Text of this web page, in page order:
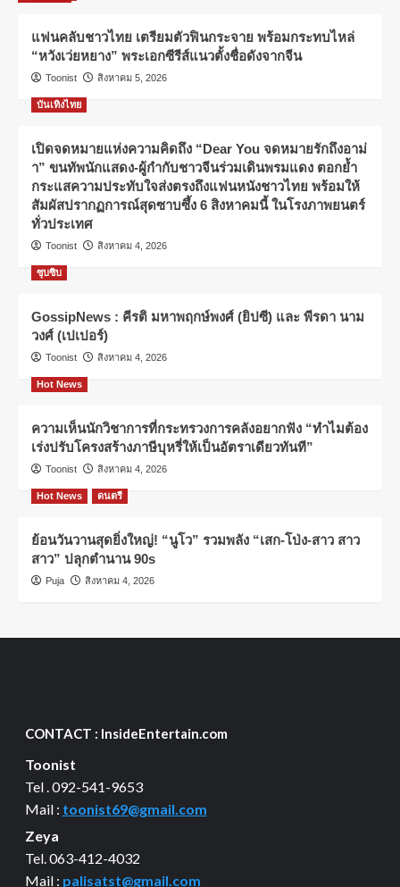
แฟนคลับชาวไทย เตรียมตัวฟินกระจาย พร้อมกระทบไหล่
“หวังเว่ยหยาง” พระเอกซีรีส์แนวตั้งชื่อดังจากจีน
Toonist สิงหาคม 5, 2026
บันเทิงไทย
เปิดจดหมายแห่งความคิดถึง “Dear You จดหมายรักถึงอาม่
า” ขนทัพนักแสดง-ผู้กำกับชาวจีนร่วมเดินพรมแดง ตอกย้ำ
กระแสความประทับใจส่งตรงถึงแฟนหนังชาวไทย พร้อมให้
สัมผัสปรากฏการณ์สุดซาบซึ้ง 6 สิงหาคมนี้ ในโรงภาพยนตร์
ทั่วประเทศ
Toonist สิงหาคม 4, 2026
ซุบซิบ
GossipNews : คีรติ มหาพฤกษ์พงศ์ (ยิปซี) และ พีรดา นาม
วงศ์ (เปเปอร์)
Toonist สิงหาคม 4, 2026
Hot News
ความเห็นนักวิชาการที่กระทรวงการคลังอยากฟัง “ทำไมต้อง
เร่งปรับโครงสร้างภาษีบุหรี่ให้เป็นอัตราเดียวทันที”
Toonist สิงหาคม 4, 2026
Hot News ดนตรี
ย้อนวันวานสุดยิ่งใหญ่! “นูโว” รวมพลัง “เสก-โป่ง-สาว สาว
สาว” ปลุกตำนาน 90s
Puja สิงหาคม 4, 2026
CONTACT : InsideEntertain.com
Toonist
Tel . 092-541-9653
Mail : toonist69@gmail.com
Zeya
Tel. 063-412-4032
Mail : palisatst@gmail.com